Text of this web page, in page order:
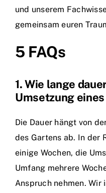
und unserem
gemeinsam euren
5 FAQs
1. Wie lange
Umsetzung
Die Dauer hängt von
des Gartens ab. In der
einige Wochen, die
Umfang mehrere
Anspruch nehmen. Wir